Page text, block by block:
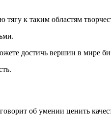
к таким областям
достичь вершин в мире
об умении ценить